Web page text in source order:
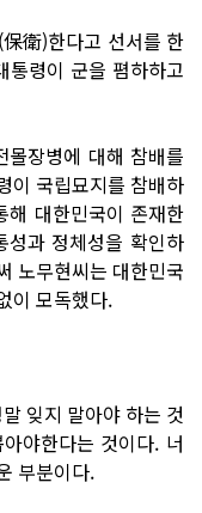
衛)한다고 선서를 한
통령이 군을 폄하하고
장병에 대해 참배를
이 국립묘지를 참배하
대한민국이 존재한
성과 정체성을 확인하
노무현씨는 대한민국
이 모독했다.
잊지 말아야 하는 것
야한다는 것이다. 너
부분이다.